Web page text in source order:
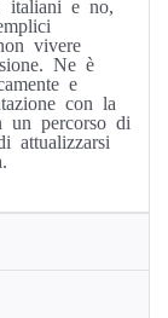
italiani e no,
vivere
Ne è
e
con la
un percorso di
attualizzarsi